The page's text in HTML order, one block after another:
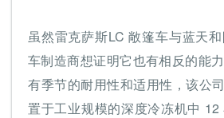
虽然雷克萨斯LC 敞篷车与蓝天
车制造商想证明它也有相反的能
有季节的耐用性和适用性，该公
置于工业规模的深度冷冻机中